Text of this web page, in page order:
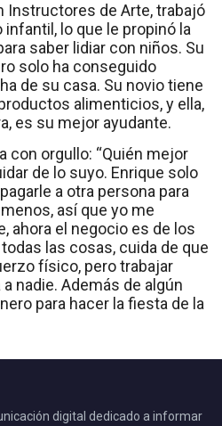
Instructores de Arte, trabajó
lo que le propinó la
saber lidiar con niños. Su
solo ha conseguido
de su casa. Su novio tiene
alimenticios, y ella,
es su mejor ayudante.
con orgullo: “Quién mejor
de lo suyo. Enrique solo
a otra persona para
así que yo me
ahora el negocio es de los
las cosas, cuida de que
físico, pero trabajar
nadie. Además de algún
para hacer la fiesta de la
digital dedicado a informar